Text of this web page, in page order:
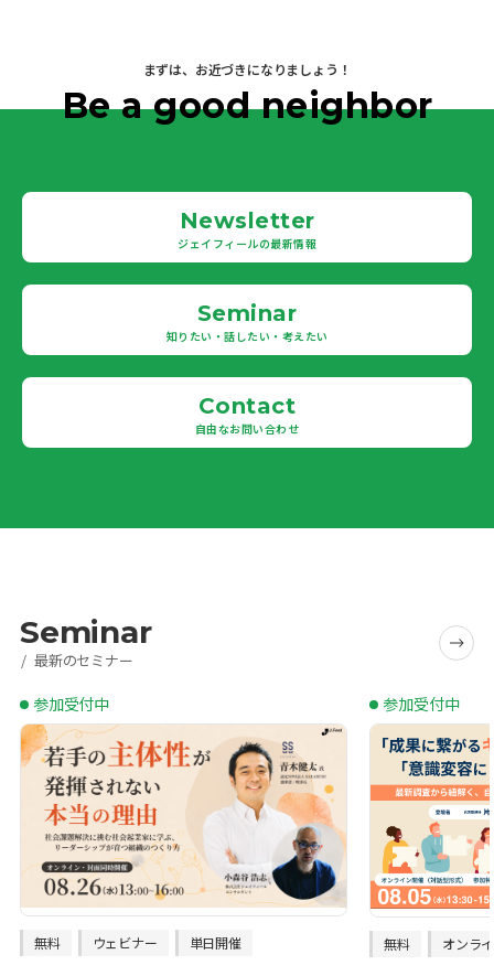
まずは、お近づきになりましょう！
Be a good neighbor
Newsletter
ジェイフィールの最新情報
Seminar
知りたい・話したい・考えたい
Contact
自由なお問い合わせ
Seminar
最新のセミナー
参加受付中
無料 ウェビナー 単日開催
参加受付中
無料 オンラ